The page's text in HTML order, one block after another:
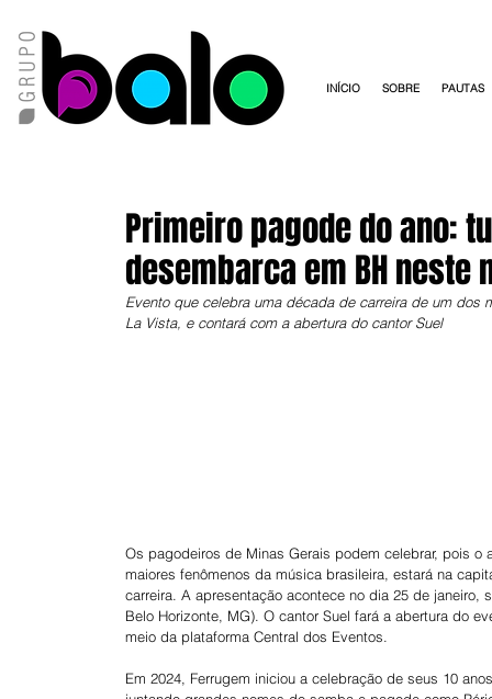
INÍCIO SOBRE PAUTAS
Primeiro pagode do ano:
desembarca em BH neste
Evento que celebra uma década de carreira de um
La Vista, e contará com a abertura do cantor Suel
Os pagodeiros de Minas Gerais podem celebrar, pois
maiores fenômenos da música brasileira, estará na
carreira. A apresentação acontece no dia 25 de
Belo Horizonte, MG). O cantor Suel fará a abertura do
meio da plataforma Central dos Eventos.
Em 2024, Ferrugem iniciou a celebração de seus 10